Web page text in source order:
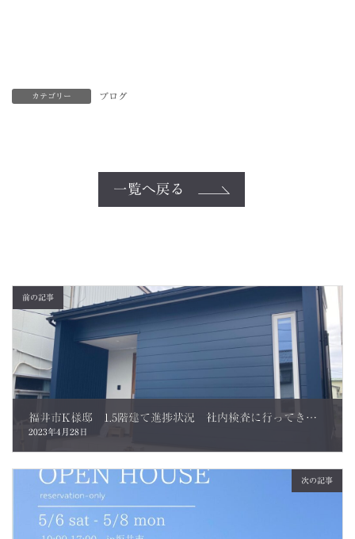
カテゴリー ブログ
一覧へ戻る
前の記事
福井市K様邸 1.5階建て進捗状況 社内検査に行ってきました。
2023年4月28日
次の記事